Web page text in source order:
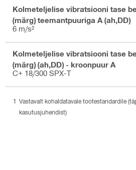
Kolmeteljelise vibratsiooni tase
(märg) teemantpuuriga A (ah,DD)
6 m/s²
Kolmeteljelise vibratsiooni tase
(märg) (ah,DD) - kroonpuur A
C+ 18/300 SPX-T
Vastavalt kohaldatavale tootestandardile
kasutusjuhendist)